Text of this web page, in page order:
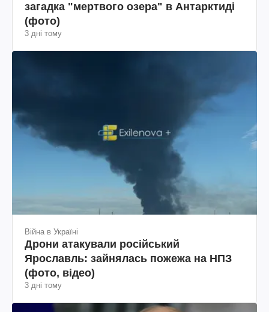
загадка "мертвого озера" в Антарктиді
(фото)
3 дні тому
Війна в Україні
Дрони атакували російський
Ярославль: зайнялась пожежа на НПЗ
(фото, відео)
3 дні тому